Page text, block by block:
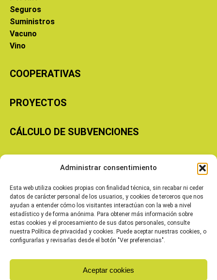
Administrar consentimiento
Esta web utiliza cookies propias con finalidad técnica, sin recabar ni ceder
datos de carácter personal de los usuarios, y cookies de terceros que nos
ayudan a entender cómo los visitantes interactúan con la web a nivel
estadístico y de forma anónima. Para obtener más información sobre
estas cookies y el procesamiento de sus datos personales, consulte
nuestra Política de privacidad y cookies. Puede aceptar nuestras cookies, o
configurarlas y revisarlas desde el botón "Ver preferencias".
Aceptar cookies
Seguros
Suministros
Vacuno
Vino
COOPERATIVAS
PROYECTOS
CÁLCULO DE SUBVENCIONES